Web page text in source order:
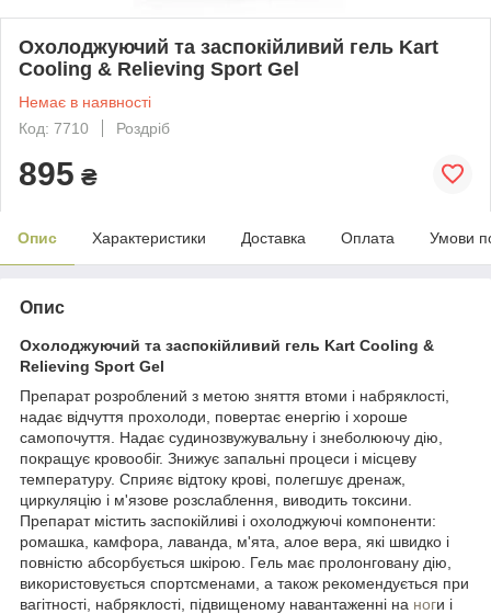
Охолоджуючий та заспокійливий гель Kart
Cooling & Relieving Sport Gel
Немає в наявності
Код: 7710
Роздріб
895 ₴
Опис Характеристики Доставка Оплата Умови
Опис
Охолоджуючий та заспокійливий гель Kart Cooling &
Relieving Sport Gel
Препарат розроблений з метою зняття втоми і набряклості,
надає відчуття прохолоди, повертає енергію і хороше
самопочуття. Надає судинозвужувальну і знеболюючу дію,
покращує кровообіг. Знижує запальні процеси і місцеву
температуру. Сприяє відтоку крові, полегшує дренаж,
циркуляцію і м'язове розслаблення, виводить токсини.
Препарат містить заспокійливі і охолоджуючі компоненти:
ромашка, камфора, лаванда, м'ята, алое вера, які швидко і
повністю абсорбується шкірою. Гель має пролонговану дію,
використовується спортсменами, а також рекомендується при
вагітності, набряклості, підвищеному навантаженні на ноги і